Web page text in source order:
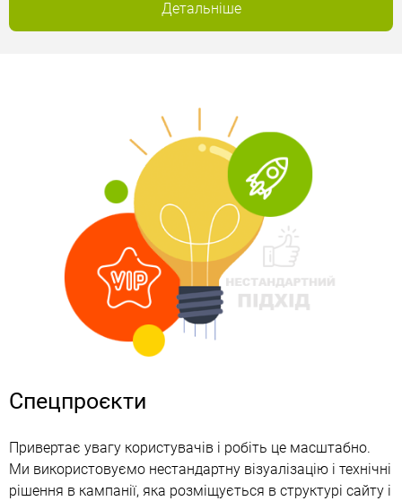
Детальніше
Спецпроєкти
Привертає увагу користувачів і робіть це масштабно.
Ми використовуємо нестандартну візуалізацію і технічні
рішення в кампанії, яка розміщується в структурі сайту і